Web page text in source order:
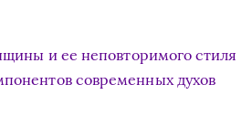
и ее неповторимого стиля
современных духов